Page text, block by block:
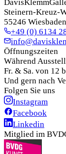
Steinern-Kreuz-
55246 Wiesbaden
+49 (0) 6134
Öffnungszeiten
Während
Fr. & Sa. von 12
Und gern nach
Folgen Sie uns
Instagram
Facebook
Linkedin
Mitglied im